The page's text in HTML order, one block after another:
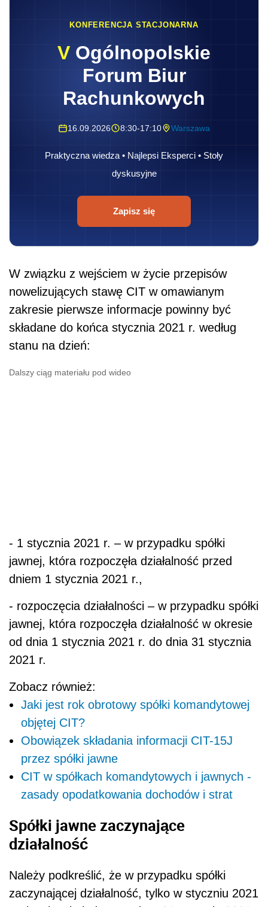
KONFERENCJA STACJONARNA
V Ogólnopolskie
Forum Biur
Rachunkowych
16.09.2026 8:30-17:10 Warszawa
Praktyczna wiedza • Najlepsi Eksperci • Stoły
dyskusyjne
Zapisz się
W związku z wejściem w życie przepisów
nowelizujących stawę CIT w omawianym
zakresie pierwsze informacje powinny być
składane do końca stycznia 2021 r. według
stanu na dzień:
Dalszy ciąg materiału pod wideo
- 1 stycznia 2021 r. – w przypadku spółki
jawnej, która rozpoczęła działalność przed
dniem 1 stycznia 2021 r.,
- rozpoczęcia działalności – w przypadku spółki
jawnej, która rozpoczęła działalność w okresie
od dnia 1 stycznia 2021 r. do dnia 31 stycznia
2021 r.
Zobacz również:
Jaki jest rok obrotowy spółki komandytowej
objętej CIT?
Obowiązek składania informacji CIT-15J
przez spółki jawne
CIT w spółkach komandytowych i jawnych -
zasady opodatkowania dochodów i strat
Spółki jawne zaczynające
działalność
Należy podkreślić, że w przypadku spółki
zaczynającej działalność, tylko w styczniu 2021